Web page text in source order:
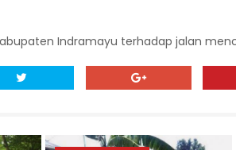
Indramayu terhadap jalan